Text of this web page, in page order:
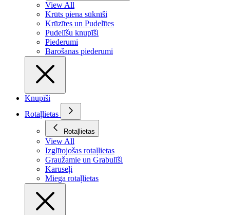
View All
Krūts piena sūknīši
Krūzītes un Pudelītes
Pudelīšu knupīši
Piederumi
Barošanas piederumi
Knupīši
Rotaļlietas
Rotaļlietas
View All
Izglītojošas rotaļlietas
Graužamie un Grabulīši
Karuseļi
Miega rotaļlietas